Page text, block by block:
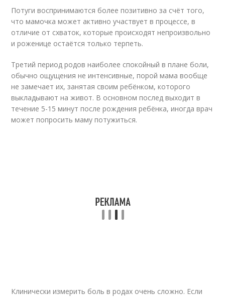
Потуги воспринимаются более позитивно за счёт того,
что мамочка может активно участвует в процессе, в
отличие от схваток, которые происходят непроизвольно
и роженице остаётся только терпеть.
Третий период родов наиболее спокойный в плане боли,
обычно ощущения не интенсивные, порой мама вообще
не замечает их, занятая своим ребёнком, которого
выкладывают на живот. В основном послед выходит в
течение 5-15 минут после рождения ребёнка, иногда врач
может попросить маму потужиться.
Клинически измерить боль в родах очень сложно. Если